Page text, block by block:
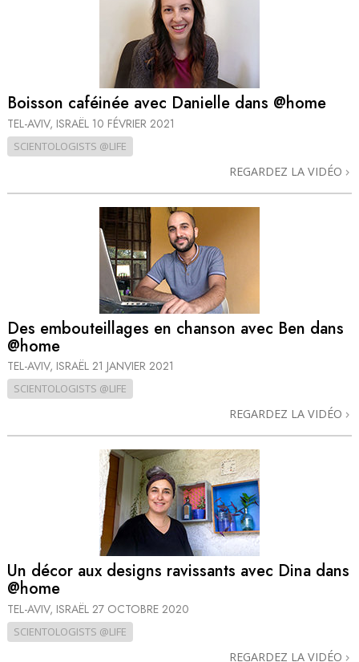
Boisson caféinée avec Danielle dans @home
TEL-AVIV, ISRAËL 10 FÉVRIER 2021
SCIENTOLOGISTS @LIFE
REGARDEZ LA VIDÉO
Des embouteillages en chanson avec Ben dans
@home
TEL-AVIV, ISRAËL 21 JANVIER 2021
SCIENTOLOGISTS @LIFE
REGARDEZ LA VIDÉO
Un décor aux designs ravissants avec Dina dans
@home
TEL-AVIV, ISRAËL 27 OCTOBRE 2020
SCIENTOLOGISTS @LIFE
REGARDEZ LA VIDÉO